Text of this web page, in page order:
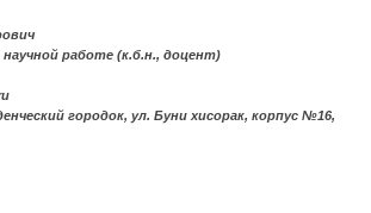
работе (к.б.н., доцент)
городок, ул. Буни хисорак, корпус №16,